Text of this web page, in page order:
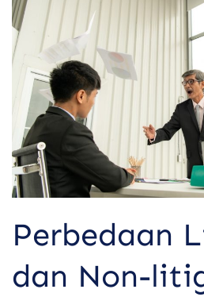
Perbedaan
dan Non-
Litigasi
dan
Non-
litigasi
dalam
Menyelesaikan
Sengketa